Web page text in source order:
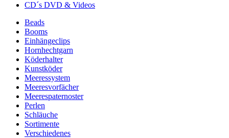
CD´s DVD & Videos
Beads
Booms
Einhängeclips
Hornhechtgarn
Köderhalter
Kunstköder
Meeressystem
Meeresvorfächer
Meerespaternoster
Perlen
Schläuche
Sortimente
Verschiedenes